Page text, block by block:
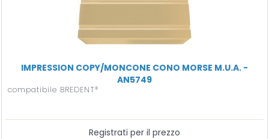
IMPRESSION COPY/MONCONE CONO MORSE M.U.A. -
AN5749
compatibile BREDENT®
Registrati per il prezzo